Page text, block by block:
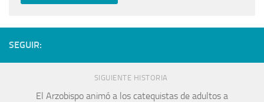
SEGUIR:
SIGUIENTE HISTORIA
El Arzobispo animó a los catequistas de adultos a